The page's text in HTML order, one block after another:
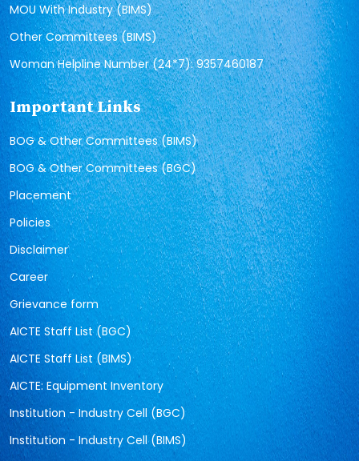
MOU With Industry (BIMS)
Other Committees (BIMS)
Woman Helpline Number (24*7): 9357460187
Important Links
BOG & Other Committees (BIMS)
BOG & Other Committees (BGC)
Placement
Policies
Disclaimer
Career
Grievance form
AICTE Staff List (BGC)
AICTE Staff List (BIMS)
AICTE: Equipment Inventory
Institution - Industry Cell (BGC)
Institution - Industry Cell (BIMS)